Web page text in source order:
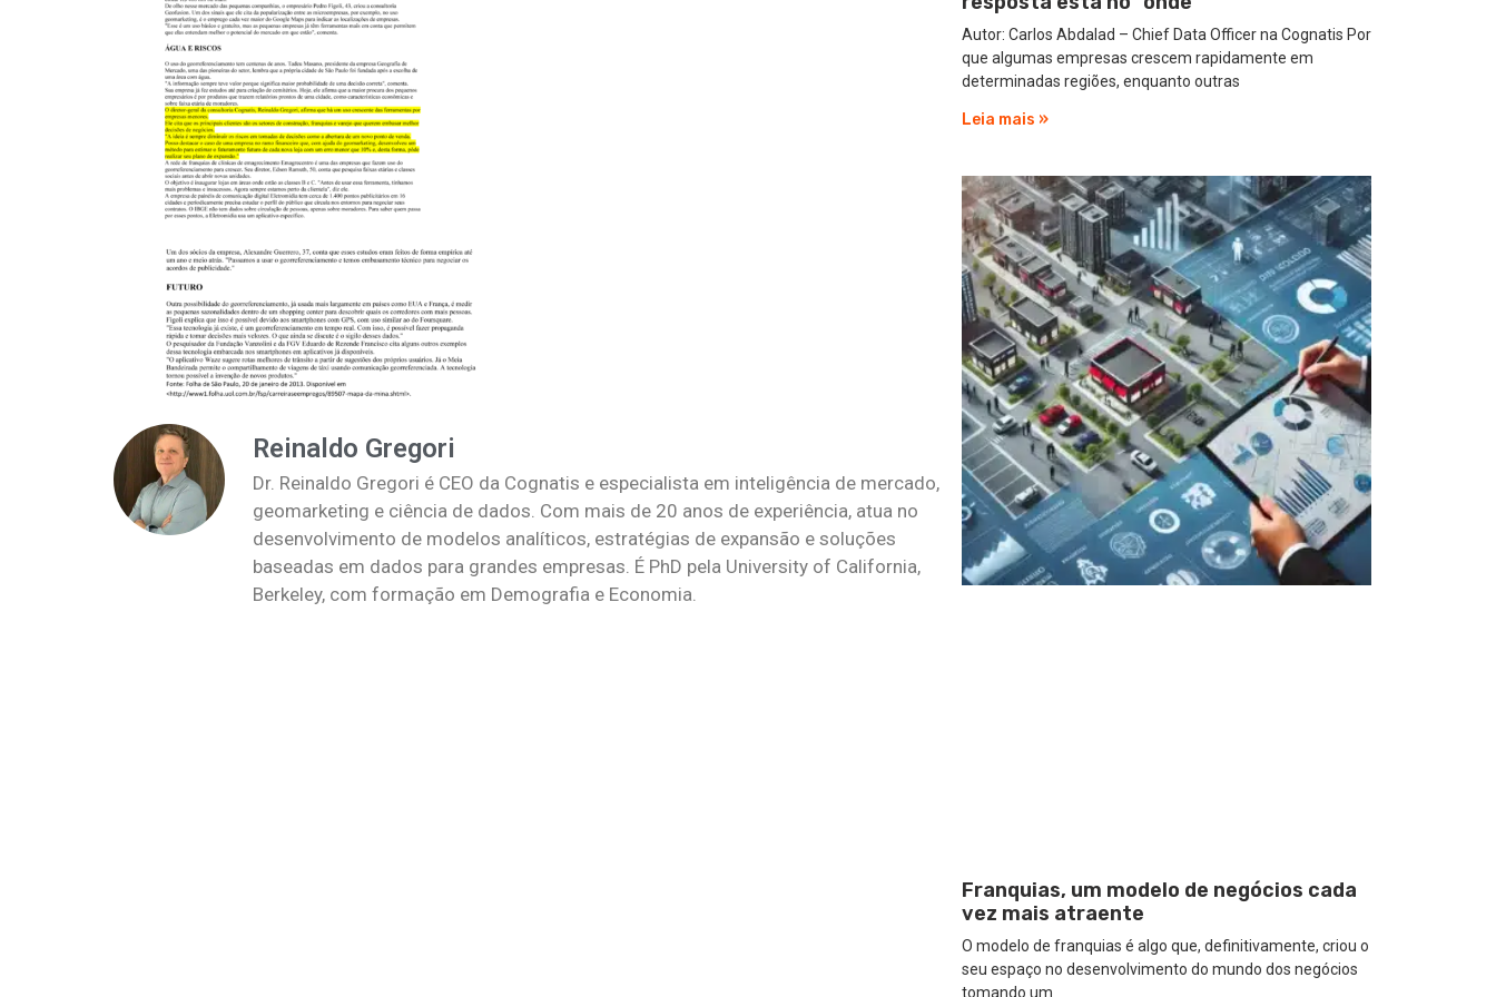
Reinaldo Gregori
Dr. Reinaldo Gregori é CEO da Cognatis e especialista em inteligência de mercado,
geomarketing e ciência de dados. Com mais de 20 anos de experiência, atua no
desenvolvimento de modelos analíticos, estratégias de expansão e soluções
baseadas em dados para grandes empresas. É PhD pela University of California,
Berkeley, com formação em Demografia e Economia.
Autor: Carlos Abdalad – Chief Data Officer na Cognatis Por
que algumas empresas crescem rapidamente em
determinadas regiões, enquanto outras
Leia mais »
Franquias, um modelo de negócios cada
vez mais atraente
O modelo de franquias é algo que, definitivamente, criou o
seu espaço no desenvolvimento do mundo dos negócios
tomando um